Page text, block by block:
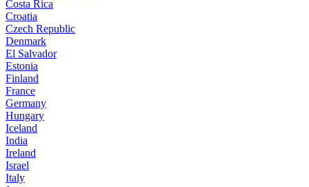
Costa Rica
Croatia
Czech Republic
Denmark
El Salvador
Estonia
Finland
France
Germany
Hungary
Iceland
India
Ireland
Israel
Italy